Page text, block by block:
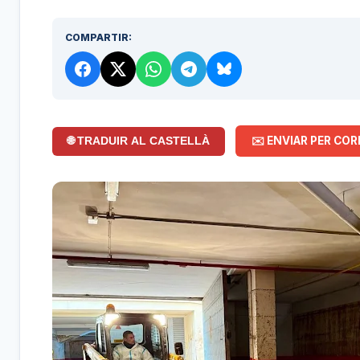
COMPARTIR:
🌐 TRADUIR AL CASTELLÀ ✉️ ENVIAR PER